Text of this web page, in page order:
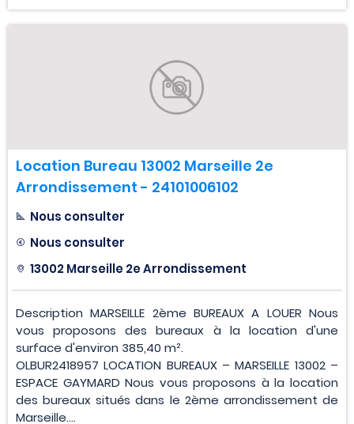
Location Bureau 13002 Marseille 2e
Arrondissement - 24101006102
Nous consulter
Nous consulter
13002 Marseille 2e Arrondissement
Description MARSEILLE 2ème BUREAUX A LOUER Nous
vous proposons des bureaux à la location d'une
surface d'environ 385,40 m².
OLBUR2418957 LOCATION BUREAUX – MARSEILLE 13002 –
ESPACE GAYMARD Nous vous proposons à la location
des bureaux situés dans le 2ème arrondissement de
Marseille....